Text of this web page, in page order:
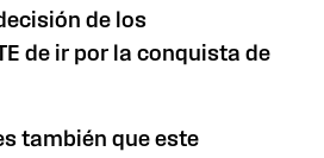
de los
de ir por la conquista de
también que este